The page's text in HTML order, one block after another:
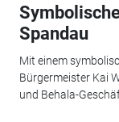
Spandau
Mit einem
Bürgermeister Kai
und Behala-